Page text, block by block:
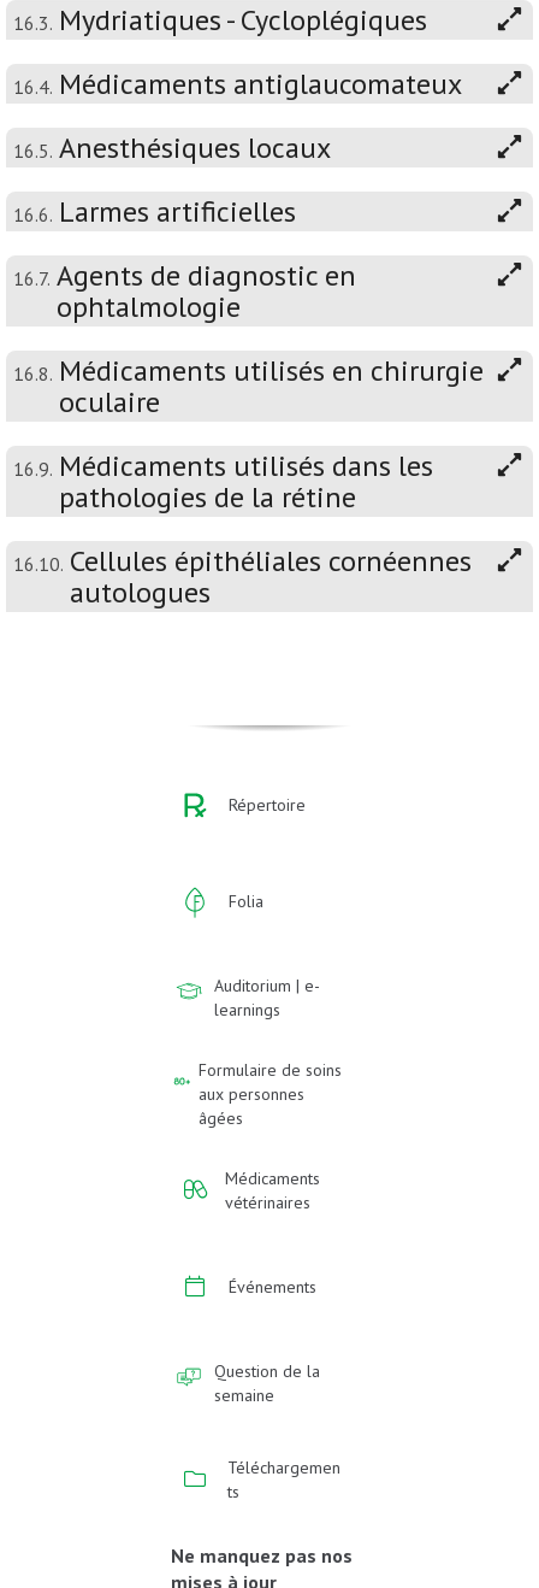
16.3. Mydriatiques - Cycloplégiques
16.4. Médicaments antiglaucomateux
16.5. Anesthésiques locaux
16.6. Larmes artificielles
16.7. Agents de diagnostic en
ophtalmologie
16.8. Médicaments utilisés en chirurgie
oculaire
16.9. Médicaments utilisés dans les
pathologies de la rétine
16.10. Cellules épithéliales cornéennes
autologues
Répertoire
Folia
Auditorium | e-
learnings
Formulaire de soins
aux personnes
âgées
Médicaments
vétérinaires
Événements
Question de la
semaine
Téléchargemen
ts
Ne manquez pas nos
mises à jour